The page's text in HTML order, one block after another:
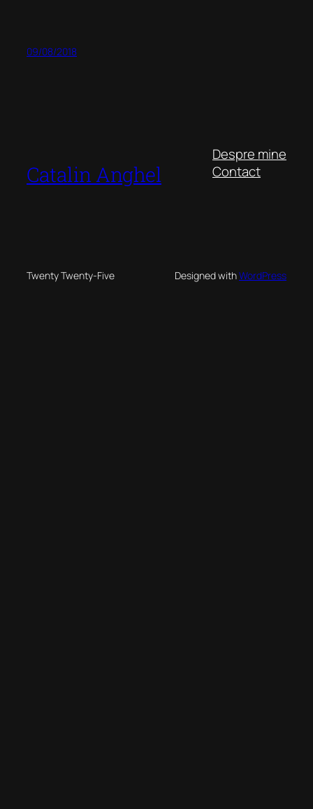
09/08/2018
Catalin Anghel
Despre mine
Contact
Twenty Twenty-Five Designed withWordPress